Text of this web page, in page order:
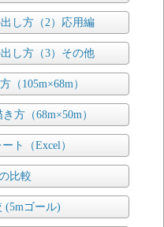
し方（2）応用編
し方（3）その他
（105m×68m）
方（68m×50m）
ト（Excel）
比較
(5mゴール)